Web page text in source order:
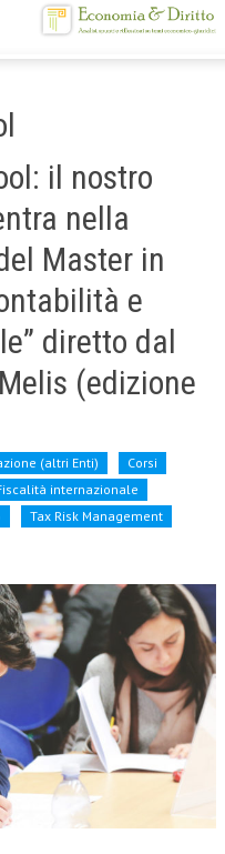
il nostro
nella
Master in
e
diretto dal
(edizione
(altri Enti)
Corsi
internazionale
Tax Risk Management